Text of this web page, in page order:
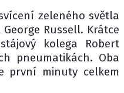
zeleného světla
Russell. Krátce
kolega Robert
pneumatikách. Oba
první minuty celkem